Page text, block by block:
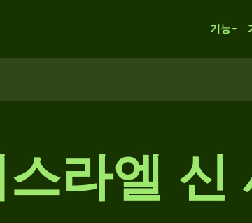
기능
라엘 신